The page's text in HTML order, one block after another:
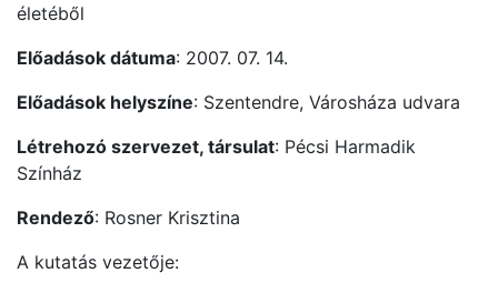
életéből
Előadások dátuma: 2007. 07. 14.
Előadások helyszíne: Szentendre, Városháza udvara
Létrehozó szervezet, társulat: Pécsi Harmadik
Színház
Rendező: Rosner Krisztina
A kutatás vezetője: